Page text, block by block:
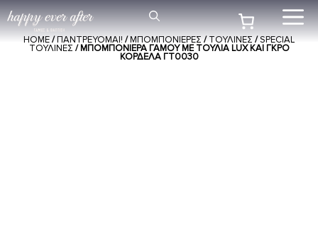
Μετάβαση
σε
περιεχόμενο
HOME/ΠΑΝΤΡΕΥΟΜΑΙ!/ΜΠΟΜΠΟΝΙΕΡΕΣ/ΤΟΥΛΙΝΕΣ/SPECIAL
ΤΟΥΛΙΝΕΣ / ΜΠΟΜΠΟΝΙΈΡΑ ΓΆΜΟΥ ΜΕ ΤΟΎΛΙΑ LUX ΚΑΙ ΓΚΡΟ
ΚΟΡΔΈΛΑ ΓΤ0030